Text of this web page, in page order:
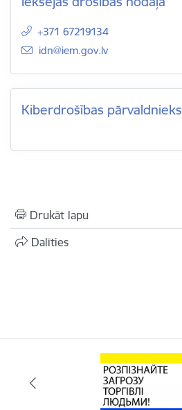
+371 67219134
E-pasts:
idn@iem.gov.lv
Kiberdrošības pārvaldnieks
Drukāt lapu
Dalīties